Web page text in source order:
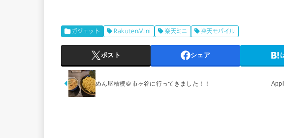
ガジェット RakutenMini 楽天ミニ 楽天モバイル
ポスト シェア
めん屋桔梗＠市ヶ谷に行ってきました！！